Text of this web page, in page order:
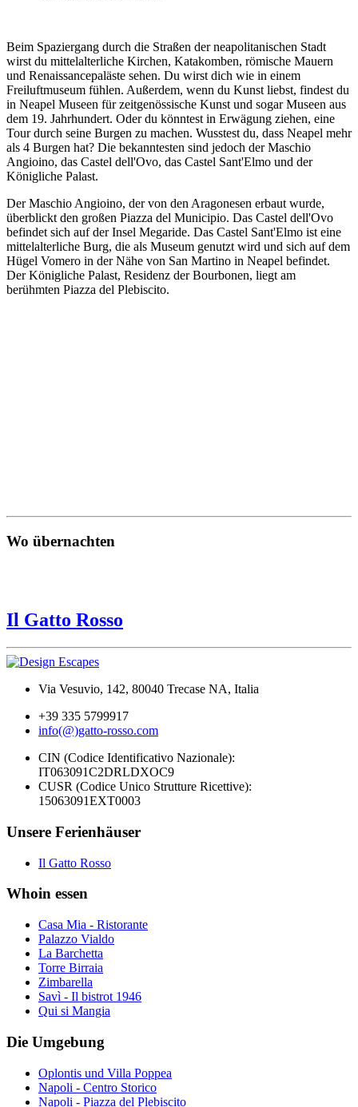
Beim Spaziergang durch die Straßen der neapolitanischen Stadt
wirst du mittelalterliche Kirchen, Katakomben, römische Mauern
und Renaissancepaläste sehen. Du wirst dich wie in einem
Freiluftmuseum fühlen. Außerdem, wenn du Kunst liebst, findest du
in Neapel Museen für zeitgenössische Kunst und sogar Museen aus
dem 19. Jahrhundert. Oder du könntest in Erwägung ziehen, eine
Tour durch seine Burgen zu machen. Wusstest du, dass Neapel mehr
als 4 Burgen hat? Die bekanntesten sind jedoch der Maschio
Angioino, das Castel dell'Ovo, das Castel Sant'Elmo und der
Königliche Palast.
Der Maschio Angioino, der von den Aragonesen erbaut wurde,
überblickt den großen Piazza del Municipio. Das Castel dell'Ovo
befindet sich auf der Insel Megaride. Das Castel Sant'Elmo ist eine
mittelalterliche Burg, die als Museum genutzt wird und sich auf dem
Hügel Vomero in der Nähe von San Martino in Neapel befindet.
Der Königliche Palast, Residenz der Bourbonen, liegt am
berühmten Piazza del Plebiscito.
Wo übernachten
Il Gatto Rosso
Via Vesuvio, 142, 80040 Trecase NA, Italia
+39 335 5799917
info(@)gatto-rosso.com
CIN (Codice Identificativo Nazionale):
IT063091C2DRLDXOC9
CUSR (Codice Unico Strutture Ricettive):
15063091EXT0003
Unsere Ferienhäuser
Il Gatto Rosso
Whoin essen
Casa Mia - Ristorante
Palazzo Vialdo
La Barchetta
Torre Birraia
Zimbarella
Savì - Il bistrot 1946
Qui si Mangia
Die Umgebung
Oplontis und Villa Poppea
Napoli - Centro Storico
Napoli - Piazza del Plebiscito